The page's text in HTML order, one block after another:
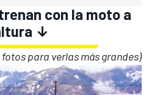
con la moto a
↓
para verlas más grandes)